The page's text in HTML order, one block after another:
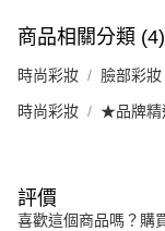
商品相關分類 (4)
時尚彩妝 臉部彩妝
時尚彩妝 ★品牌精
評價
喜歡這個商品嗎？購